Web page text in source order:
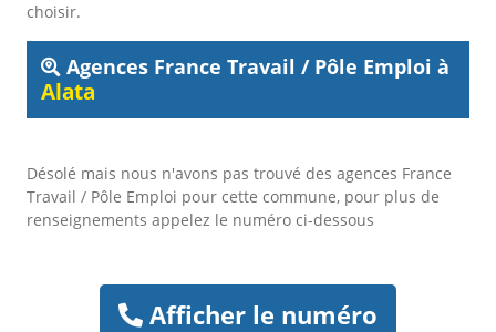
choisir.
Agences France Travail / Pôle Emploi à
Alata
Désolé mais nous n'avons pas trouvé des agences France
Travail / Pôle Emploi pour cette commune, pour plus de
renseignements appelez le numéro ci-dessous
Afficher le numéro